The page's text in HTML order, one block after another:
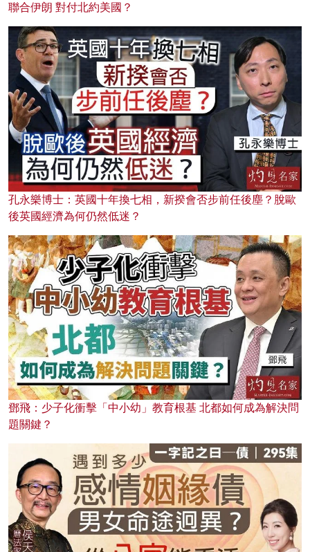
聯合伊朗 對付北約美國？
孔永樂博士：英國十年換七相，新揆會否步前任後塵？脫歐
後英國經濟為何仍然低迷？
鄧飛：少子化衝擊「中小幼」教育根基 北都如何成為解決問
題關鍵？